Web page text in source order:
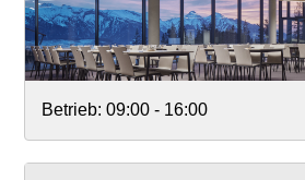
Betrieb: 09:00 - 16:00